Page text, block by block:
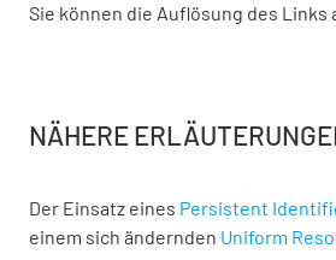
Sie können die Auflösung des
NÄHERE
Der Einsatz eines Persistent
einem sich ändernden Uniform